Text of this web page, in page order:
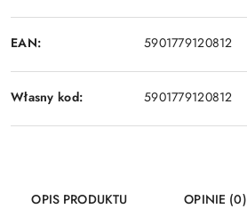
EAN: 5901779120812
Własny kod: 5901779120812
OPIS PRODUKTU OPINIE (0)